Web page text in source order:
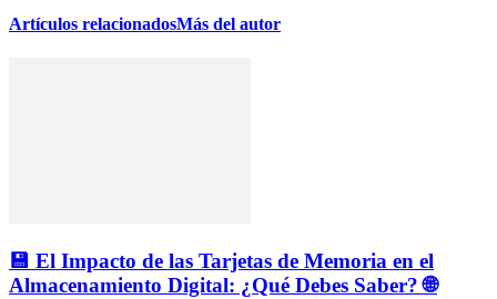
Artículos relacionadosMás del autor
💾 El Impacto de las Tarjetas de Memoria en el
Almacenamiento Digital: ¿Qué Debes Saber? 🌐